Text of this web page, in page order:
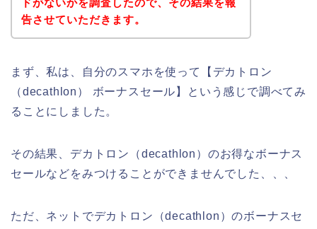
ドがないかを調査したので、その結果を報
告させていただきます。
まず、私は、自分のスマホを使って【デカトロン
（decathlon） ボーナスセール】という感じで調べてみ
ることにしました。
その結果、デカトロン（decathlon）のお得なボーナス
セールなどをみつけることができませんでした、、、
ただ、ネットでデカトロン（decathlon）のボーナスセ